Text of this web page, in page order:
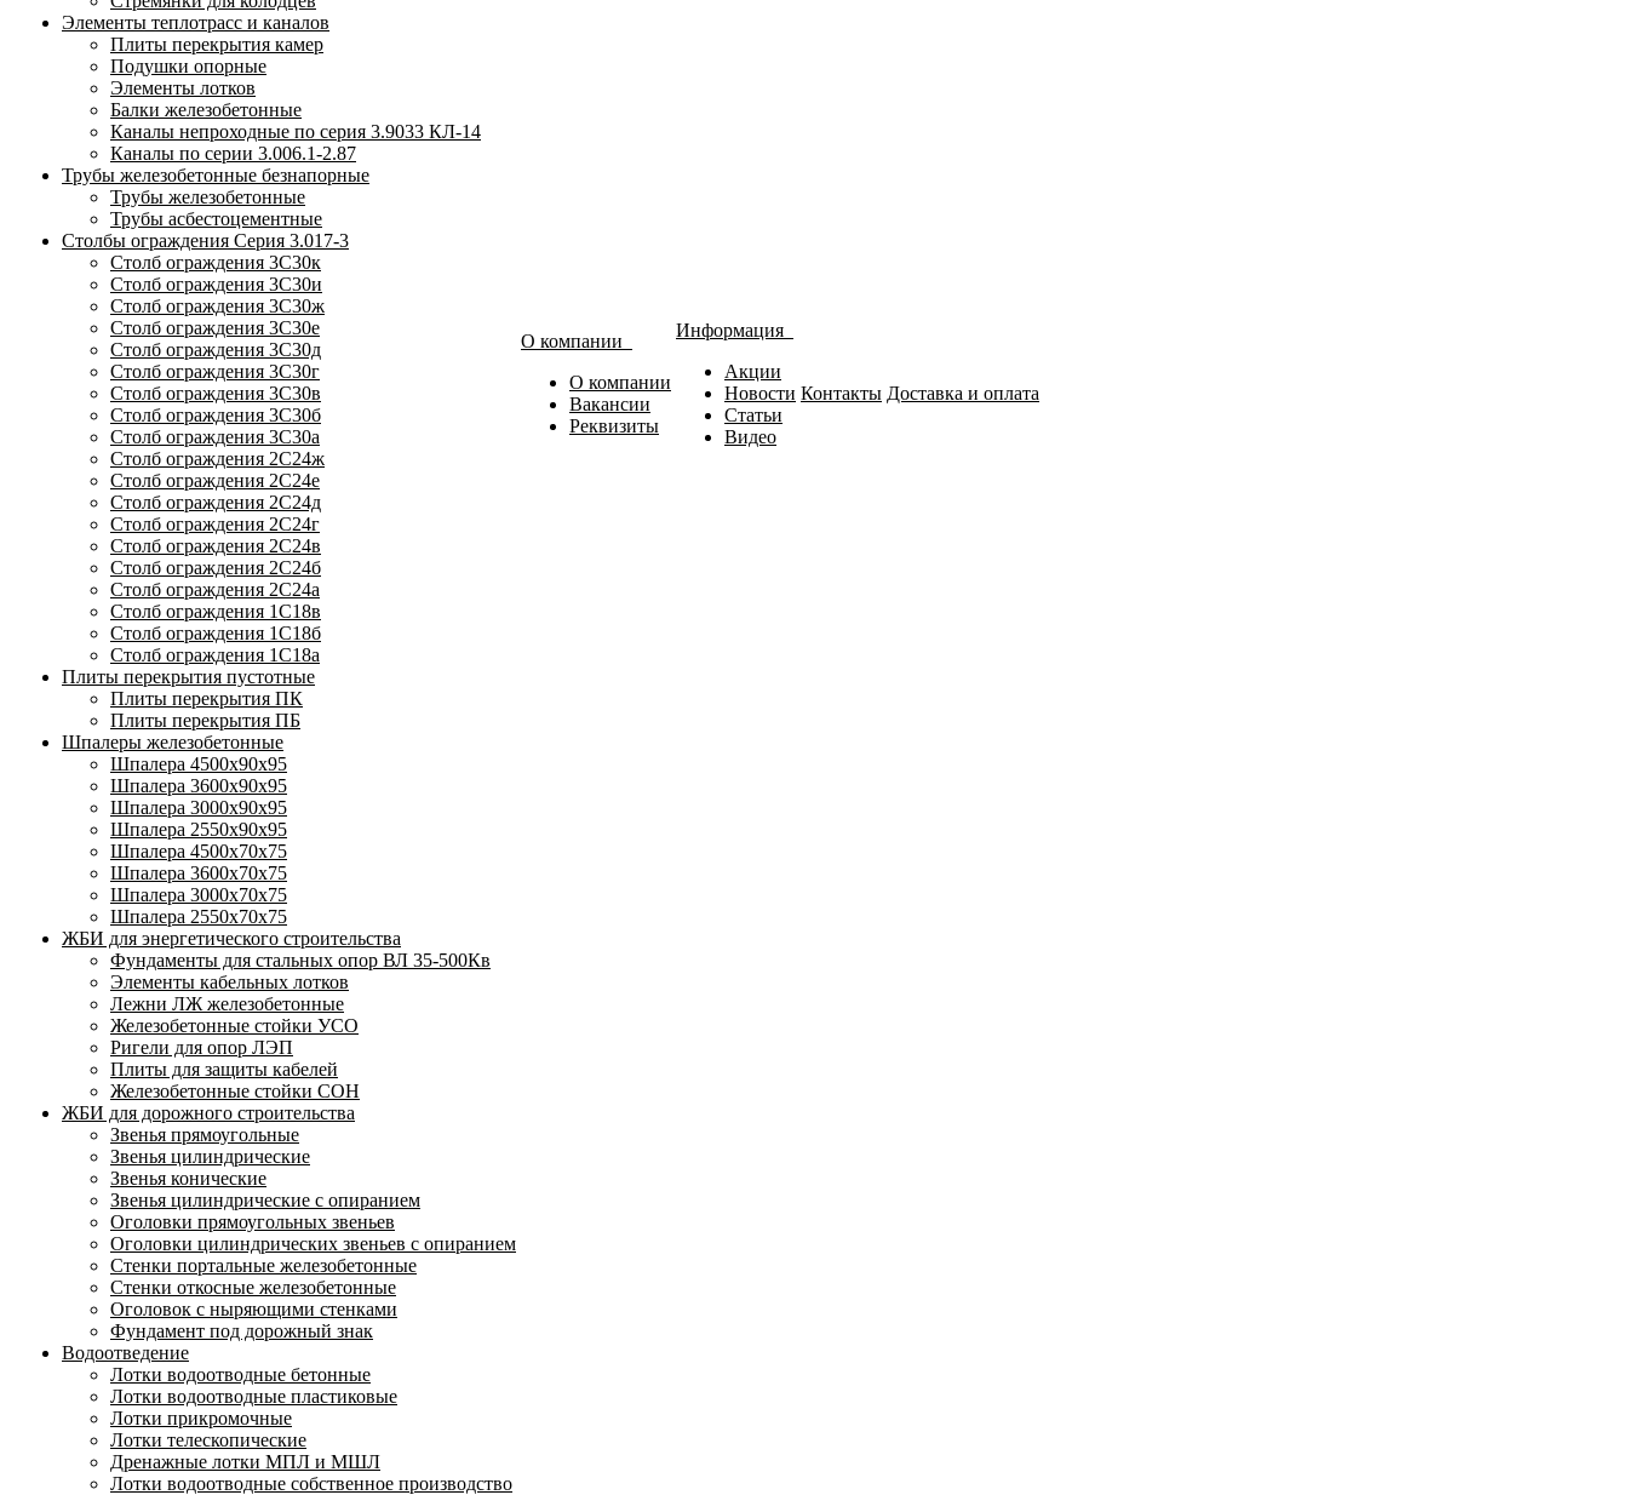
Элементы теплотрасс и каналов
Плиты перекрытия камер
Подушки опорные
Элементы лотков
Балки железобетонные
Каналы непроходные по серия 3.9033 КЛ-14
Каналы по серии 3.006.1-2.87
Трубы железобетонные безнапорные
Трубы железобетонные
Трубы асбестоцементные
Столбы ограждения Серия 3.017-3
Столб ограждения 3С30к
Столб ограждения 3С30и
Столб ограждения 3С30ж
Столб ограждения 3С30е
Столб ограждения 3С30д
Столб ограждения 3С30г
Столб ограждения 3С30в
Столб ограждения 3С30б
Столб ограждения 3С30а
Столб ограждения 2С24ж
Столб ограждения 2С24е
Столб ограждения 2С24д
Столб ограждения 2С24г
Столб ограждения 2С24в
Столб ограждения 2С24б
Столб ограждения 2С24а
Столб ограждения 1С18в
Столб ограждения 1С18б
Столб ограждения 1С18а
Плиты перекрытия пустотные
Плиты перекрытия ПК
Плиты перекрытия ПБ
Шпалеры железобетонные
Шпалера 4500х90х95
Шпалера 3600х90х95
Шпалера 3000х90х95
Шпалера 2550х90х95
Шпалера 4500х70х75
Шпалера 3600х70х75
Шпалера 3000х70х75
Шпалера 2550х70х75
ЖБИ для энергетического строительства
Фундаменты для стальных опор ВЛ 35-500Кв
Элементы кабельных лотков
Лежни ЛЖ железобетонные
Железобетонные стойки УСО
Ригели для опор ЛЭП
Плиты для защиты кабелей
Железобетонные стойки СОН
ЖБИ для дорожного строительства
Звенья прямоугольные
Звенья цилиндрические
Звенья конические
Звенья цилиндрические с опиранием
Оголовки прямоугольных звеньев
Оголовки цилиндрических звеньев с опиранием
Стенки портальные железобетонные
Стенки откосные железобетонные
Оголовок с ныряющими стенками
Фундамент под дорожный знак
Водоотведение
Лотки водоотводные бетонные
Лотки водоотводные пластиковые
Лотки прикромочные
Лотки телескопические
Дренажные лотки МПЛ и МШЛ
Лотки водоотводные собственное производство
О компании
О компании
Вакансии
Реквизиты
Информация
Акции
Новости
Статьи
Видео
Контакты Доставка и оплата